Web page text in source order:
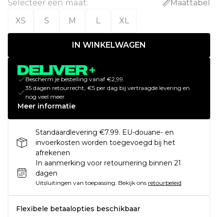
Selecteer een maat:
Maattabel
XS
S M L XL
IN WINKELWAGEN
Bescherm je bestelling vanaf €2,99.
35 dagen retourrecht, €5 per dag bij vertraagde levering en
nog veel meer.
Meer informatie
Standaardlevering €7.99. EU-douane- en
invoerkosten worden toegevoegd bij het
afrekenen
In aanmerking voor retournering binnen 21
dagen
Uitsluitingen van toepassing. Bekijk ons retourbeleid
Flexibele betaalopties beschikbaar